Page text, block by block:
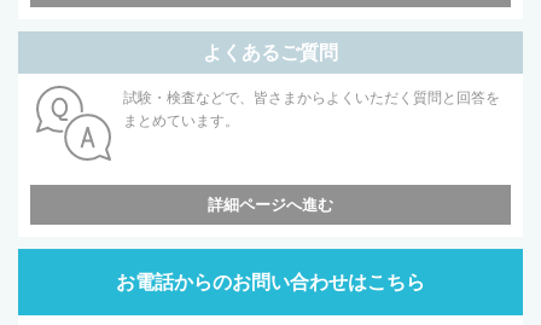
よくあるご質問
試験・検査などで、皆さまからよくいただく質問と回答を
まとめています。
詳細ページへ進む
お電話からのお問い合わせはこちら